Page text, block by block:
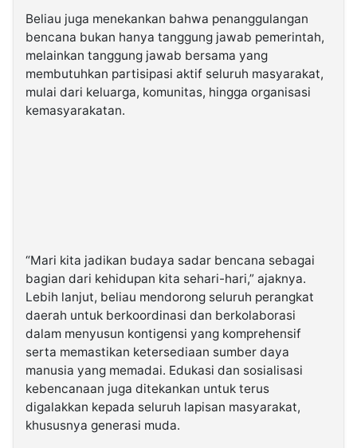
Beliau juga menekankan bahwa penanggulangan
bencana bukan hanya tanggung jawab pemerintah,
melainkan tanggung jawab bersama yang
membutuhkan partisipasi aktif seluruh masyarakat,
mulai dari keluarga, komunitas, hingga organisasi
kemasyarakatan.
“Mari kita jadikan budaya sadar bencana sebagai
bagian dari kehidupan kita sehari-hari,” ajaknya.
Lebih lanjut, beliau mendorong seluruh perangkat
daerah untuk berkoordinasi dan berkolaborasi
dalam menyusun kontigensi yang komprehensif
serta memastikan ketersediaan sumber daya
manusia yang memadai. Edukasi dan sosialisasi
kebencanaan juga ditekankan untuk terus
digalakkan kepada seluruh lapisan masyarakat,
khususnya generasi muda.